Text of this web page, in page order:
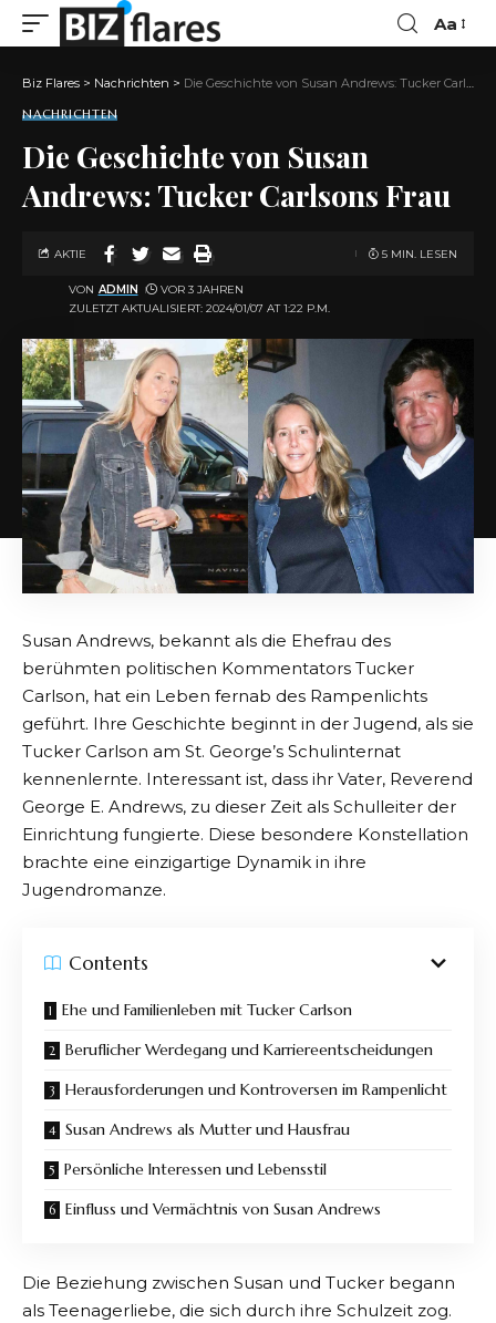
Aa
Biz Flares > Nachrichten > Die Geschichte von Susan Andrews: Tucker Carlsons Frau
NACHRICHTEN
Die Geschichte von Susan
Andrews: Tucker Carlsons Frau
ZULETZT AKTUALISIERT: 2024/01/07 AT 1:22 P.M.
VON ADMIN VOR 3 JAHREN
AKTIE 5 MIN. LESEN
Susan Andrews, bekannt als die Ehefrau des
berühmten politischen Kommentators Tucker
Carlson, hat ein Leben fernab des Rampenlichts
geführt. Ihre Geschichte beginnt in der Jugend, als sie
Tucker Carlson am St. George’s Schulinternat
kennenlernte. Interessant ist, dass ihr Vater, Reverend
George E. Andrews, zu dieser Zeit als Schulleiter der
Einrichtung fungierte. Diese besondere Konstellation
brachte eine einzigartige Dynamik in ihre
Jugendromanze.
Contents
Ehe und Familienleben mit Tucker Carlson
Beruflicher Werdegang und Karriereentscheidungen
Herausforderungen und Kontroversen im Rampenlicht
Susan Andrews als Mutter und Hausfrau
Persönliche Interessen und Lebensstil
Einfluss und Vermächtnis von Susan Andrews
Die Beziehung zwischen Susan und Tucker begann
als Teenagerliebe, die sich durch ihre Schulzeit zog.